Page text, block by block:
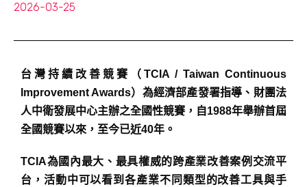
2026-03-25
台灣持續改善競賽（TCIA / Taiwan Continuous
Improvement Awards）為經濟部產發署指導、財團法
人中衛發展中心主辦之全國性競賽，自1988年舉辦首屆
全國競賽以來，至今已近40年。
TCIA為國內最大、最具權威的跨產業改善案例交流平
台，活動中可以看到各產業不同類型的改善工具與手